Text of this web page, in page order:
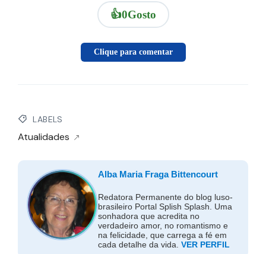
👍0Gosto
Clique para comentar
LABELS
Atualidades
Alba Maria Fraga Bittencourt
Redatora Permanente do blog luso-
brasileiro Portal Splish Splash. Uma
sonhadora que acredita no
verdadeiro amor, no romantismo e
na felicidade, que carrega a fé em
cada detalhe da vida. VER PERFIL